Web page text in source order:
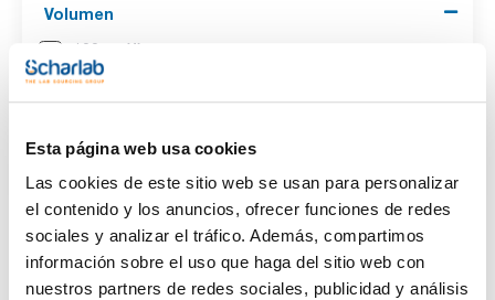
Esta página web usa cookies
Las cookies de este sitio web se usan para personalizar
el contenido y los anuncios, ofrecer funciones de redes
sociales y analizar el tráfico. Además, compartimos
información sobre el uso que haga del sitio web con
nuestros partners de redes sociales, publicidad y análisis
Volumen
100mg (1)
[99-29-6](1)
Envase
VIAL
Volumen
100mg
CAS
[99-29-6]